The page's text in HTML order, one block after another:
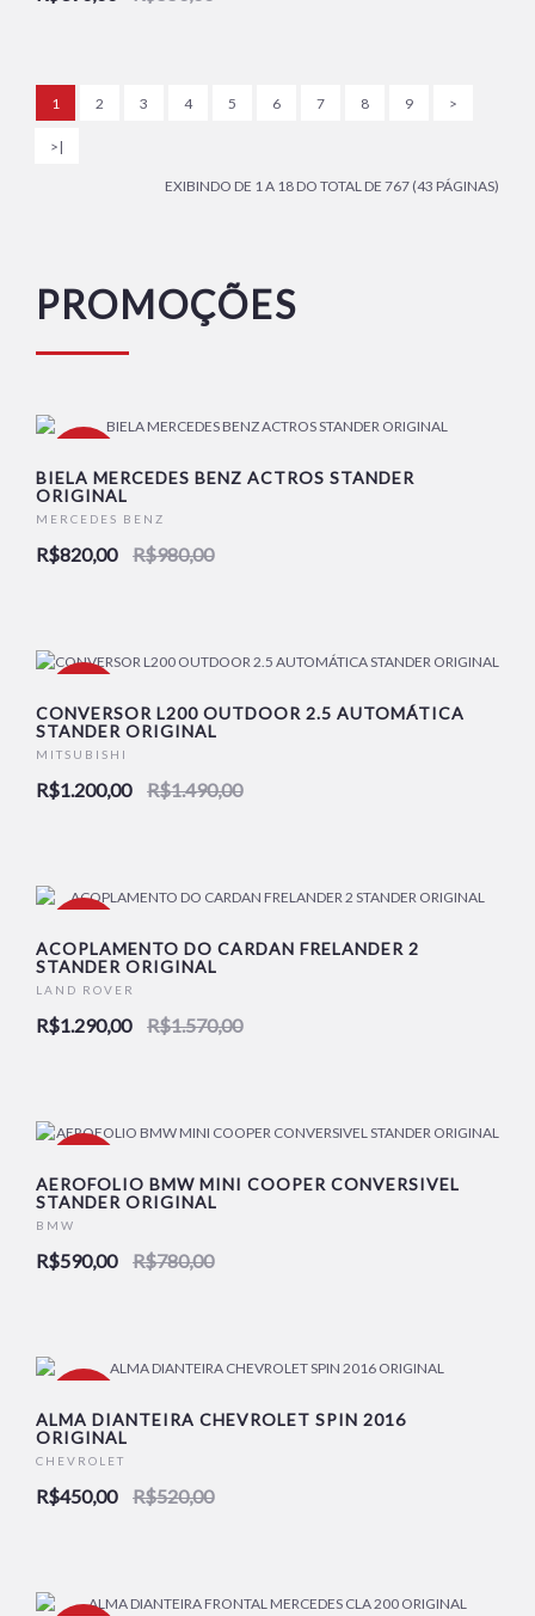
1 2 3 4 5 6 7 8 9 >
>|
EXIBINDO DE 1 A 18 DO TOTAL DE 767 (43 PÁGINAS)
PROMOÇÕES
BIELA MERCEDES BENZ ACTROS STANDER
ORIGINAL
MERCEDES BENZ
R$820,00 R$980,00
CONVERSOR L200 OUTDOOR 2.5 AUTOMÁTICA
STANDER ORIGINAL
MITSUBISHI
R$1.200,00 R$1.490,00
ACOPLAMENTO DO CARDAN FRELANDER 2
STANDER ORIGINAL
LAND ROVER
R$1.290,00 R$1.570,00
AEROFOLIO BMW MINI COOPER CONVERSIVEL
STANDER ORIGINAL
BMW
R$590,00 R$780,00
ALMA DIANTEIRA CHEVROLET SPIN 2016
ORIGINAL
CHEVROLET
R$450,00 R$520,00